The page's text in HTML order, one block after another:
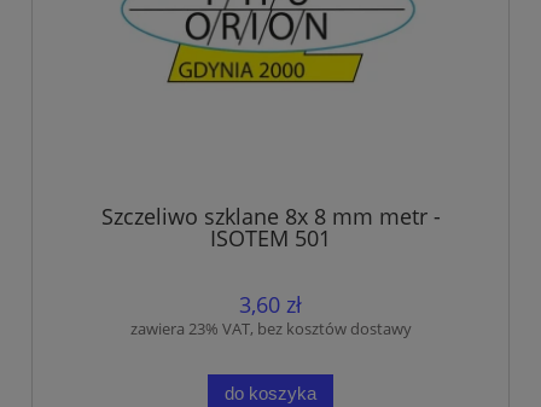
Szczeliwo szklane 8x 8 mm metr -
ISOTEM 501
3,60 zł
zawiera 23% VAT, bez kosztów dostawy
do koszyka